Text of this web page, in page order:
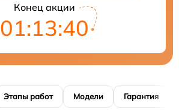
Конец акции
01:13:40
Этапы работ Модели Гарантия